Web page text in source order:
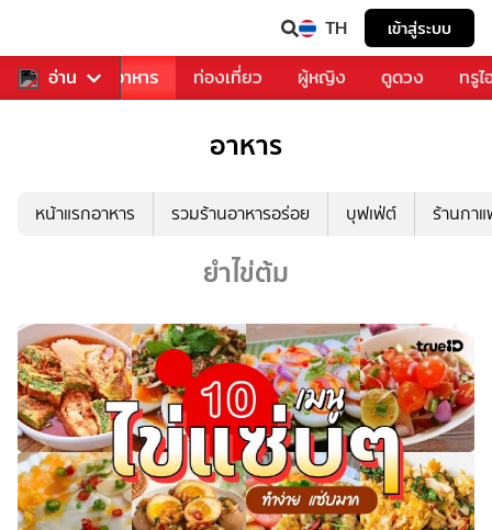
TH เข้าสู่ระบบ
อ่าน
การเพลง อาหาร ท่องเที่ยว ผู้หญิง ดูดวง ทรู
อาหาร
หน้าแรกอาหาร รวมร้านอาหารอร่อย บุฟเฟ่ต์ ร้านกา
ยำไข่ต้ม